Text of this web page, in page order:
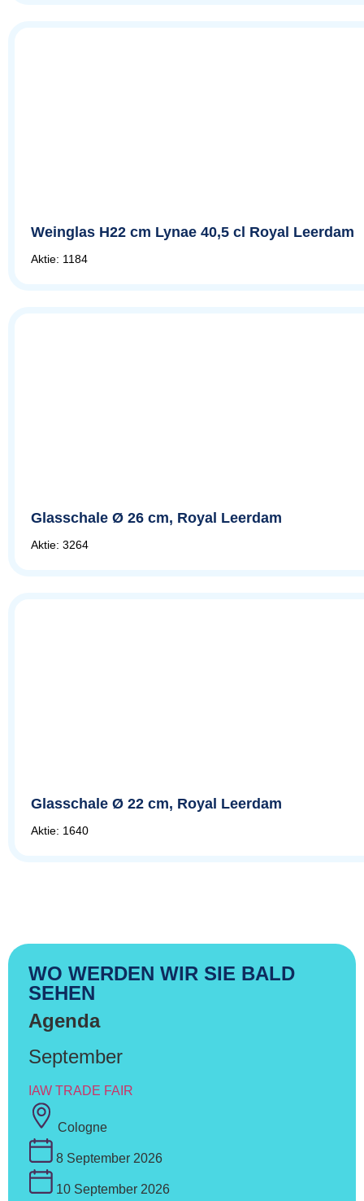
Weinglas H22 cm Lynae 40,5 cl Royal Leerdam
Aktie: 1184
Glasschale Ø 26 cm, Royal Leerdam
Aktie: 3264
Glasschale Ø 22 cm, Royal Leerdam
Aktie: 1640
WO WERDEN WIR SIE BALD
SEHEN
Agenda
September
IAW TRADE FAIR
Cologne
8 September 2026
10 September 2026